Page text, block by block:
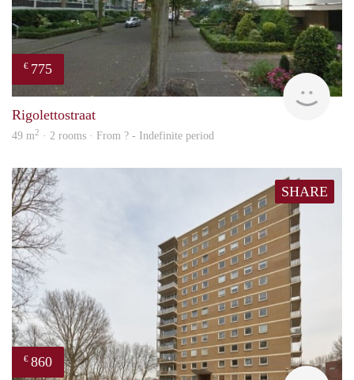
€ 775
rent
Rigolettostraat
49 m2 · 2 rooms · From ? - Indefinite period
SHARE
€ 860